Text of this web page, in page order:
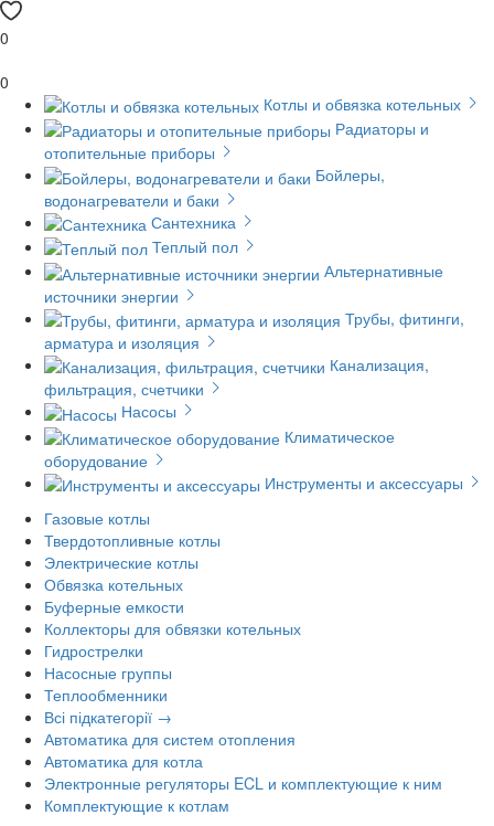
0
0
Котлы и обвязка котельных
Радиаторы и
отопительные приборы
Бойлеры,
водонагреватели и баки
Сантехника
Теплый пол
Альтернативные
источники энергии
Трубы, фитинги,
арматура и изоляция
Канализация,
фильтрация, счетчики
Насосы
Климатическое
оборудование
Инструменты и аксессуары
Газовые котлы
Твердотопливные котлы
Электрические котлы
Обвязка котельных
Буферные емкости
Коллекторы для обвязки котельных
Гидрострелки
Насосные группы
Теплообменники
Всі підкатегорії →
Автоматика для систем отопления
Автоматика для котла
Электронные регуляторы ECL и комплектующие к ним
Комплектующие к котлам